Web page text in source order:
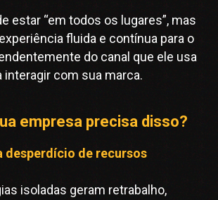
estar “em todos os lugares”, mas
fluida e contínua para o
do canal que ele usa
interagir com sua marca.
empresa precisa disso?
desperdício de recursos
isoladas geram retrabalho,